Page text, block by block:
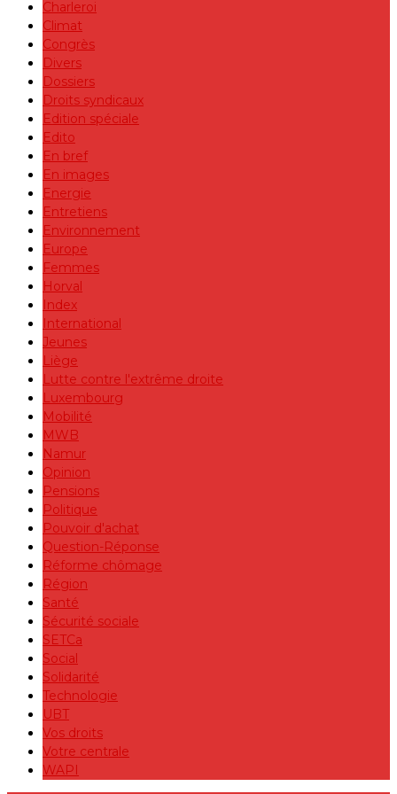
Charleroi
Climat
Congrès
Divers
Dossiers
Droits syndicaux
Edition spéciale
Edito
En bref
En images
Energie
Entretiens
Environnement
Europe
Femmes
Horval
Index
International
Jeunes
Liège
Lutte contre l'extrême droite
Luxembourg
Mobilité
MWB
Namur
Opinion
Pensions
Politique
Pouvoir d'achat
Question-Réponse
Réforme chômage
Région
Santé
Sécurité sociale
SETCa
Social
Solidarité
Technologie
UBT
Vos droits
Votre centrale
WAPI